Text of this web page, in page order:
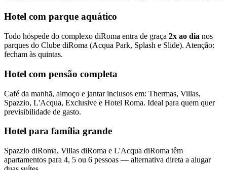
Hotel com parque aquático
Todo hóspede do complexo diRoma entra de graça 2x ao dia nos
parques do Clube diRoma (Acqua Park, Splash e Slide). Atenção:
fecham às quintas.
Hotel com pensão completa
Café da manhã, almoço e jantar inclusos em: Thermas, Villas,
Spazzio, L'Acqua, Exclusive e Hotel Roma. Ideal para quem quer
previsibilidade de gasto.
Hotel para família grande
Spazzio diRoma, Villas diRoma e L'Acqua diRoma têm
apartamentos para 4, 5 ou 6 pessoas — alternativa direta a alugar